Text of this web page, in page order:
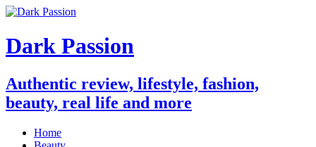
Dark Passion
Authentic review, lifestyle, fashion,
beauty, real life and more
Home